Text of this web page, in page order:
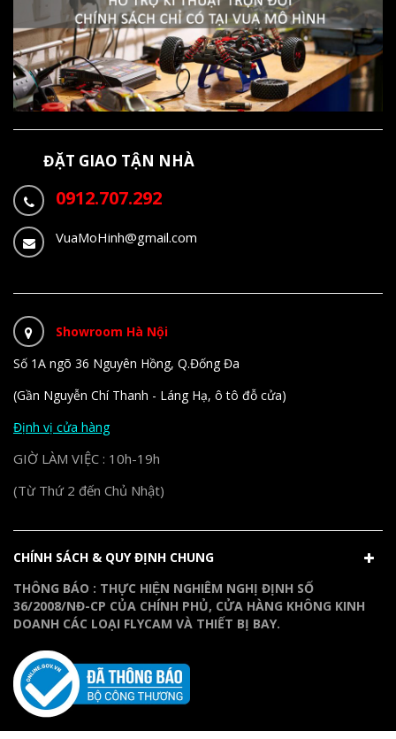
ĐẶT GIAO TẬN NHÀ
0912.707.292
VuaMoHinh@gmail.com
Showroom Hà Nội
Số 1A ngõ 36 Nguyên Hồng, Q.Đống Đa
(Gần Nguyễn Chí Thanh - Láng Hạ, ô tô đỗ cửa)
Định vị cửa hàng
GIỜ LÀM VIỆC : 10h-19h
(Từ Thứ 2 đến Chủ Nhật)
CHÍNH SÁCH & QUY ĐỊNH CHUNG
THÔNG BÁO : THỰC HIỆN NGHIÊM NGHỊ ĐỊNH SỐ
36/2008/NĐ-CP CỦA CHÍNH PHỦ, CỬA HÀNG KHÔNG KINH
DOANH CÁC LOẠI FLYCAM VÀ THIẾT BỊ BAY.